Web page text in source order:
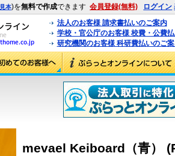
見本)を無料で作成できます 会員登録(無料) ログイン
法人のお客様 請求書払いのご案内
学校・官公庁のお客様 校費・公費
研究機関のお客様 科研費払いのご
mevael Keiboard（青）